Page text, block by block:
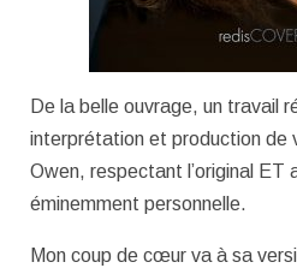
De la belle ouvrage, un travail
interprétation et production de
Owen, respectant l’original ET
éminemment personnelle.
Mon coup de cœur va à sa